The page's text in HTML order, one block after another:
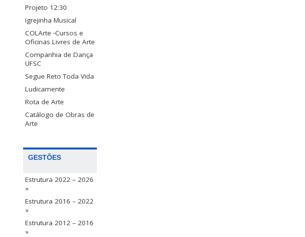
Projeto 12:30
Igrejinha Musical
COLArte -Cursos e
Oficinas Livres de Arte
Companhia de Dança
UFSC
Segue Reto Toda Vida
Ludicamente
Rota de Arte
Catálogo de Obras de
Arte
GESTÕES
Estrutura 2022 – 2026
»
Estrutura 2016 – 2022
»
Estrutura 2012 – 2016
»